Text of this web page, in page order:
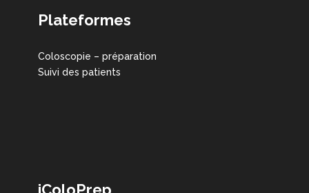
Plateformes
Coloscopie – préparation
Suivi des patients